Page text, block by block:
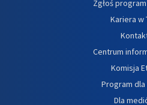
Zgłoś program
Kariera w
Centrum
Komisja
Program
Dla